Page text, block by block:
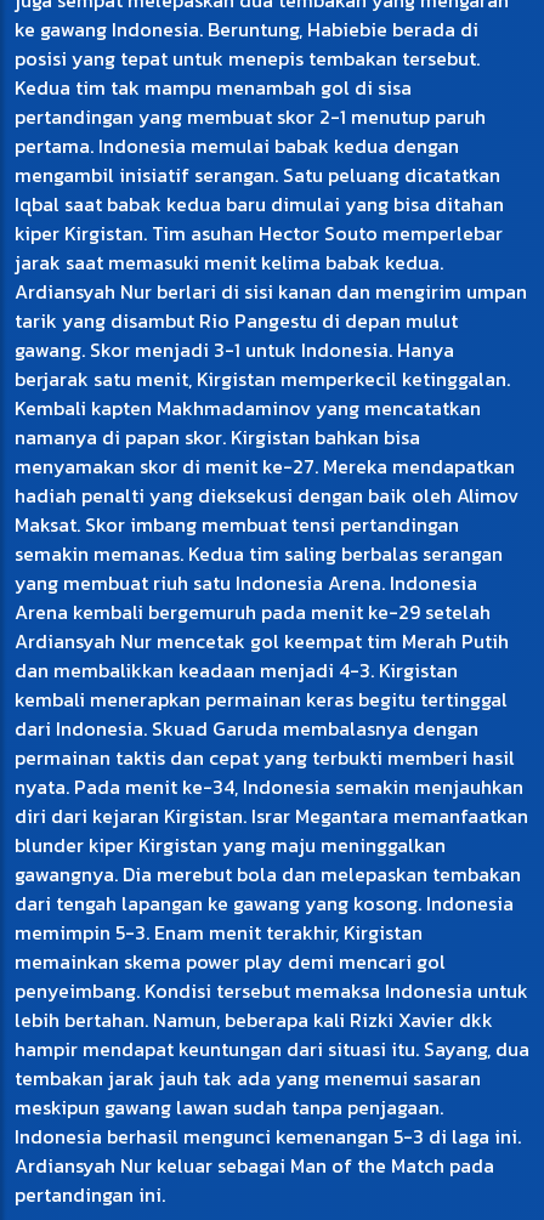
ke gawang Indonesia. Beruntung, Habiebie berada di
posisi yang tepat untuk menepis tembakan tersebut.
Kedua tim tak mampu menambah gol di sisa
pertandingan yang membuat skor 2-1 menutup paruh
pertama. Indonesia memulai babak kedua dengan
mengambil inisiatif serangan. Satu peluang dicatatkan
Iqbal saat babak kedua baru dimulai yang bisa ditahan
kiper Kirgistan. Tim asuhan Hector Souto memperlebar
jarak saat memasuki menit kelima babak kedua.
Ardiansyah Nur berlari di sisi kanan dan mengirim umpan
tarik yang disambut Rio Pangestu di depan mulut
gawang. Skor menjadi 3-1 untuk Indonesia. Hanya
berjarak satu menit, Kirgistan memperkecil ketinggalan.
Kembali kapten Makhmadaminov yang mencatatkan
namanya di papan skor. Kirgistan bahkan bisa
menyamakan skor di menit ke-27. Mereka mendapatkan
hadiah penalti yang dieksekusi dengan baik oleh Alimov
Maksat. Skor imbang membuat tensi pertandingan
semakin memanas. Kedua tim saling berbalas serangan
yang membuat riuh satu Indonesia Arena. Indonesia
Arena kembali bergemuruh pada menit ke-29 setelah
Ardiansyah Nur mencetak gol keempat tim Merah Putih
dan membalikkan keadaan menjadi 4-3. Kirgistan
kembali menerapkan permainan keras begitu tertinggal
dari Indonesia. Skuad Garuda membalasnya dengan
permainan taktis dan cepat yang terbukti memberi hasil
nyata. Pada menit ke-34, Indonesia semakin menjauhkan
diri dari kejaran Kirgistan. Israr Megantara memanfaatkan
blunder kiper Kirgistan yang maju meninggalkan
gawangnya. Dia merebut bola dan melepaskan tembakan
dari tengah lapangan ke gawang yang kosong. Indonesia
memimpin 5-3. Enam menit terakhir, Kirgistan
memainkan skema power play demi mencari gol
penyeimbang. Kondisi tersebut memaksa Indonesia untuk
lebih bertahan. Namun, beberapa kali Rizki Xavier dkk
hampir mendapat keuntungan dari situasi itu. Sayang, dua
tembakan jarak jauh tak ada yang menemui sasaran
meskipun gawang lawan sudah tanpa penjagaan.
Indonesia berhasil mengunci kemenangan 5-3 di laga ini.
Ardiansyah Nur keluar sebagai Man of the Match pada
pertandingan ini.